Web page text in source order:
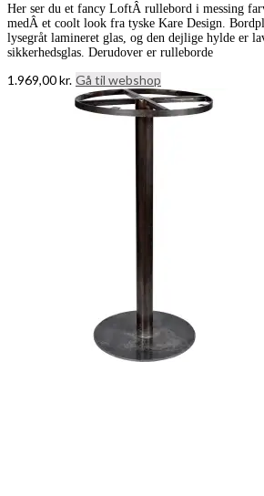
Her ser du et fancy LoftÂ rullebord i messing
medÂ et coolt look fra tyske Kare Design.
lysegråt lamineret glas, og den dejlige hylde er
sikkerhedsglas. Derudover er rulleborde
1.969,00kr. Gå til webshop